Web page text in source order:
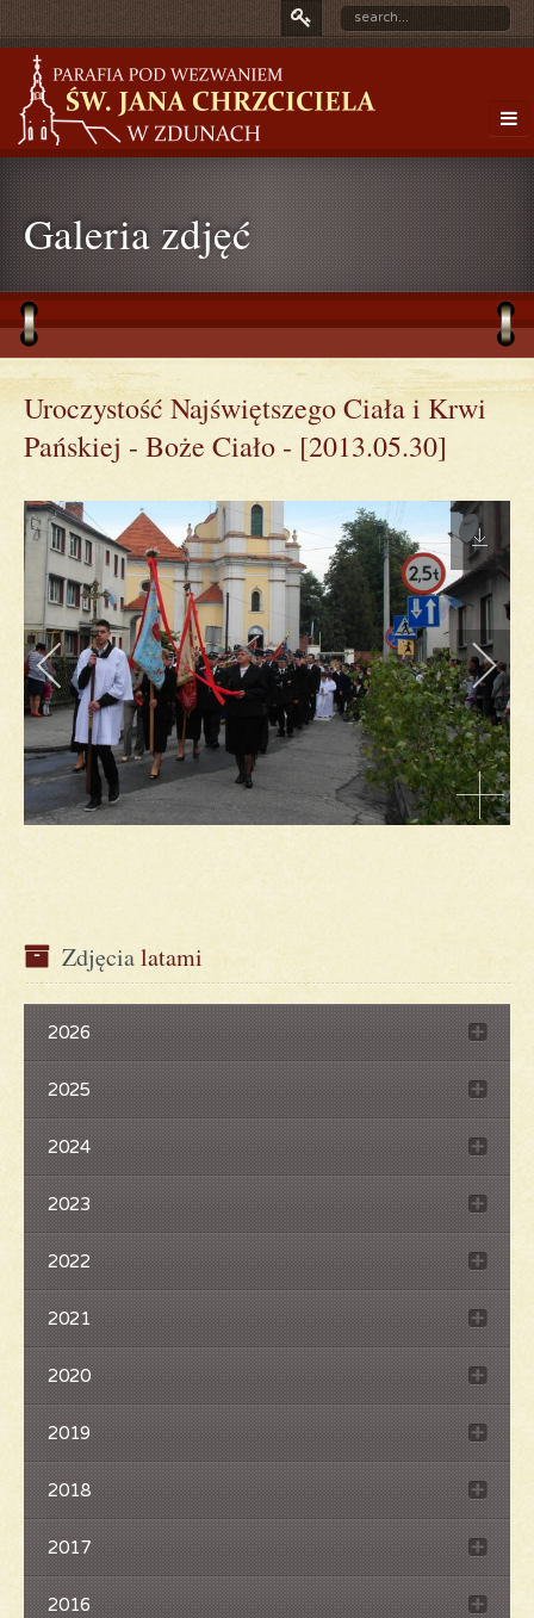
Galeria zdjęć
Uroczystość Najświętszego Ciała i Krwi
Pańskiej - Boże Ciało - [2013.05.30]
Zdjęcia latami
2026
2025
2024
2023
2022
2021
2020
2019
2018
2017
2016